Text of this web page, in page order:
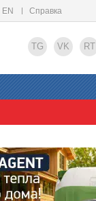
EN Справка
TG VK RT